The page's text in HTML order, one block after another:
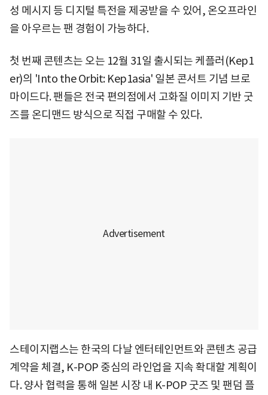
성 메시지 등 디지털 특전을 제공받을 수 있어, 온오프라인
을 아우르는 팬 경험이 가능하다.
첫 번째 콘텐츠는 오는 12월 31일 출시되는 케플러(Kep1
er)의 'Into the Orbit: Kep1asia' 일본 콘서트 기념 브로
마이드다. 팬들은 전국 편의점에서 고화질 이미지 기반 굿
즈를 온디맨드 방식으로 직접 구매할 수 있다.
스테이지랩스는 한국의 다날 엔터테인먼트와 콘텐츠 공급
계약을 체결, K-POP 중심의 라인업을 지속 확대할 계획이
다. 양사 협력을 통해 일본 시장 내 K-POP 굿즈 및 팬덤 플